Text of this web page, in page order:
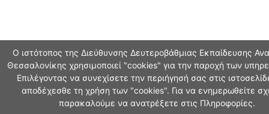
Ο ιστότοπος της Διεύθυνσης Δευτεροβάθμιας Εκπαίδευσης
Θεσσαλονίκης χρησιμοποιεί "cookies" για την παροχή των
Επιλέγοντας να συνεχίσετε την περιήγησή σας στις
αποδέχεσθε τη χρήση των "cookies". Για να ενημερωθείτε
παρακαλούμε να ανατρέξετε στις Πληροφορίες.